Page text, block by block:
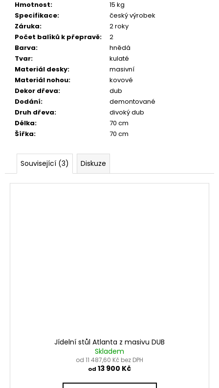
Hmotnost:
15 kg
Specifikace:
český výrobek
Záruka:
2 roky
Počet balíků k přepravě:
2
Barva:
hnědá
Tvar:
kulaté
Materiál desky:
masivní
Materiál nohou:
kovové
Dekor dřeva:
dub
Dodání:
demontované
Druh dřeva:
divoký dub
Délka:
70 cm
Šířka: 70 cm
Související (3) Diskuze
Jídelní stůl Atlanta z masivu DUB
Skladem
od 11 487,60 Kč bez DPH
od 13 900 Kč